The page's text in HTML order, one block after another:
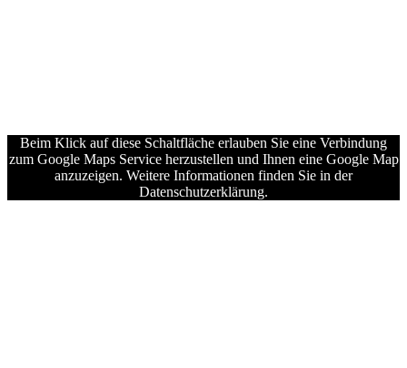
Beim Klick auf diese Schaltfläche erlauben Sie eine Verbindung
zum Google Maps Service herzustellen und Ihnen eine Google Map
anzuzeigen. Weitere Informationen finden Sie in der
Datenschutzerklärung.